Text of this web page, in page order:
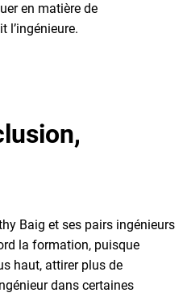
en matière de
l’ingénieure.
Baig et ses pairs ingénieurs
la formation, puisque
haut, attirer plus de
dans certaines